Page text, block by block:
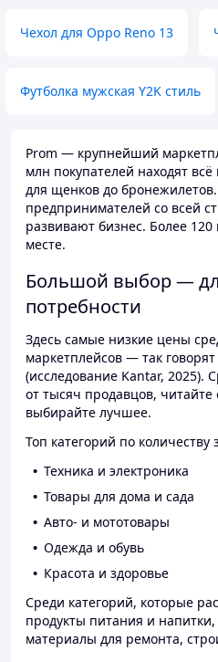
Чехол для Oppo Reno 13
Футболка мужская Y2K стиль
Prom — крупнейший
млн покупателей находят
для щенков до
предпринимателей со всей
развивают бизнес. Более
месте.
Большой выбор —
потребности
Здесь самые низкие цены
маркетплейсов — так
(исследование Kantar, 2025).
от тысяч продавцов,
выбирайте лучшее.
Топ категорий по количеству
Техника и электроника
Товары для дома и сада
Авто- и мототовары
Одежда и обувь
Красота и здоровье
Среди категорий, которые
продукты питания и
материалы для ремонта,